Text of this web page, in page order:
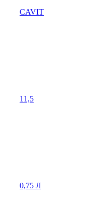
CAVIT
11,5
0,75 Л